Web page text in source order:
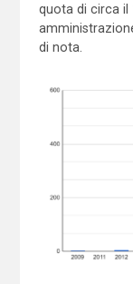
quota di circa il
di nota.